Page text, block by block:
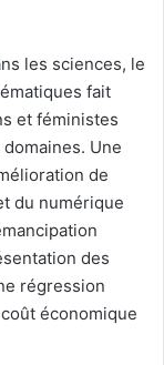
les sciences, le
fait
et féministes
Une
de
du numérique
des
régression
économique